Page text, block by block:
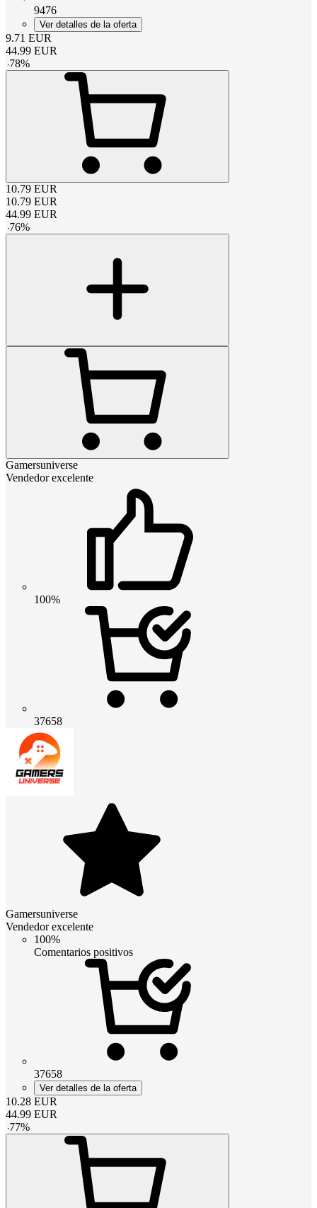
9476
Ver detalles de la oferta
9.71 EUR
44.99 EUR
-78%
10.79 EUR
10.79 EUR
44.99 EUR
-76%
Gamersuniverse
Vendedor excelente
100%
37658
Gamersuniverse
Vendedor excelente
100%
Comentarios positivos
37658
Ver detalles de la oferta
10.28 EUR
44.99 EUR
-77%